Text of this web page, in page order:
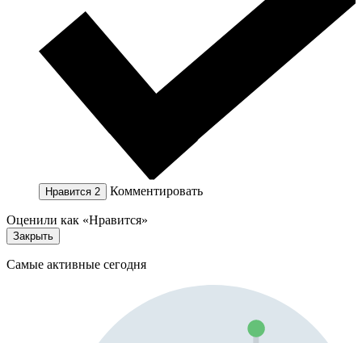
Нравится 2 Комментировать
Оценили как «Нравится»
Закрыть
Самые активные сегодня